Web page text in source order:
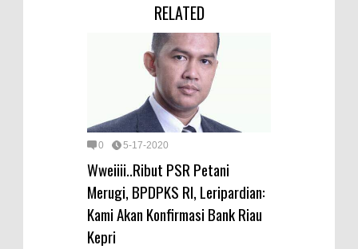
RELATED
0 5-17-2020
Wweiiii..Ribut PSR Petani
Merugi, BPDPKS RI, Leripardian:
Kami Akan Konfirmasi Bank Riau
Kepri